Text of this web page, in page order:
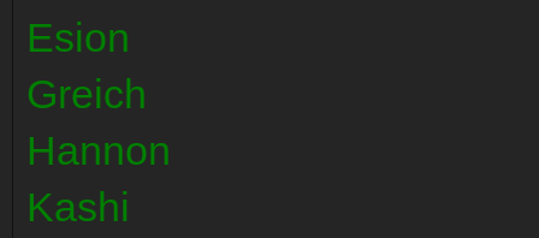
Esion
Greich
Hannon
Kashi